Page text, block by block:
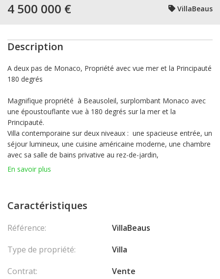
4 500 000 € VillaBeaus
Description
A deux pas de Monaco, Propriété avec vue mer et la Principauté
180 degrés
Magnifique propriété à Beausoleil, surplombant Monaco avec
une époustouflante vue à 180 degrés sur la mer et la
Principauté.
Villa contemporaine sur deux niveaux : une spacieuse entrée, un
séjour lumineux, une cuisine américaine moderne, une chambre
avec sa salle de bains privative au rez-de-jardin,
Au 1er étage : deux chambres avec salles de bain attenantes
dont une de maître avec son dressing .
Un spacieux garage, des places de parking et un studio
Contactez-nous pour une visite !
honoraires sont à la charge du vendeur.
En savoir plus
Caractéristiques
Référence:
VillaBeaus
Type de propriété:
Villa
Contrat:
Vente